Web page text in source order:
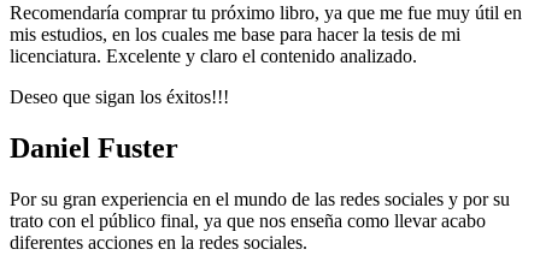
Recomendaría comprar tu próximo libro, ya que me fue muy útil en
mis estudios, en los cuales me base para hacer la tesis de mi
licenciatura. Excelente y claro el contenido analizado.
Deseo que sigan los éxitos!!!
Daniel Fuster
Por su gran experiencia en el mundo de las redes sociales y por su
trato con el público final, ya que nos enseña como llevar acabo
diferentes acciones en la redes sociales.